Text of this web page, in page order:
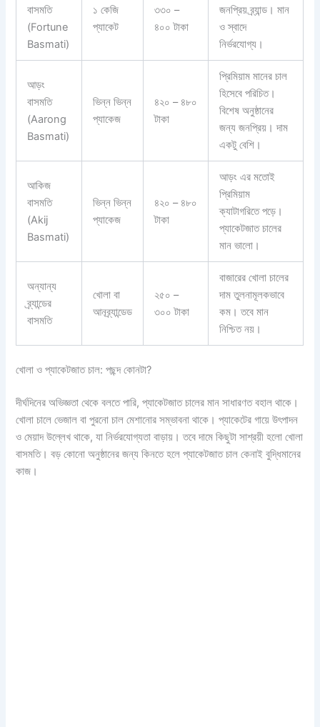
বাসমতি
(Fortune
Basmati)
১ কেজি
প্যাকেট
৩৩০ –
৪০০ টাকা
জনপ্রিয় ব্র্যান্ড। মান
ও স্বাদে
নির্ভরযোগ্য।
আড়ং
বাসমতি
(Aarong
Basmati)
ভিন্ন ভিন্ন
প্যাকেজ
৪২০ – ৪৮০
টাকা
প্রিমিয়াম মানের চাল
হিসেবে পরিচিত।
বিশেষ অনুষ্ঠানের
জন্য জনপ্রিয়। দাম
একটু বেশি।
আকিজ
বাসমতি
(Akij
Basmati)
ভিন্ন ভিন্ন
প্যাকেজ
৪২০ – ৪৮০
টাকা
আড়ং এর মতোই
প্রিমিয়াম
ক্যাটাগরিতে পড়ে।
প্যাকেটজাত চালের
মান ভালো।
অন্যান্য
ব্র্যান্ডের
বাসমতি
খোলা বা
আনব্র্যান্ডেড
২৫০ –
৩০০ টাকা
বাজারের খোলা চালের
দাম তুলনামূলকভাবে
কম। তবে মান
নিশ্চিত নয়।
খোলা ও প্যাকেটজাত চাল: পছন্দ কোনটা?
দীর্ঘদিনের অভিজ্ঞতা থেকে বলতে পারি, প্যাকেটজাত চালের মান সাধারণত বহাল থাকে।
খোলা চালে ভেজাল বা পুরনো চাল মেশানোর সম্ভাবনা থাকে। প্যাকেটের গায়ে উৎপাদন
ও মেয়াদ উল্লেখ থাকে, যা নির্ভরযোগ্যতা বাড়ায়। তবে দামে কিছুটা সাশ্রয়ী হলো খোলা
বাসমতি। বড় কোনো অনুষ্ঠানের জন্য কিনতে হলে প্যাকেটজাত চাল কেনাই বুদ্ধিমানের
কাজ।